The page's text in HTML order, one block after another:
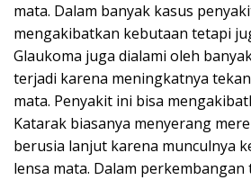
mata. Dalam banyak kasus
mengakibatkan kebutaan tetapi
Glaukoma juga dialami oleh
terjadi karena meningkatnya
mata. Penyakit ini bisa
Katarak biasanya menyerang
berusia lanjut karena munculnya
lensa mata. Dalam